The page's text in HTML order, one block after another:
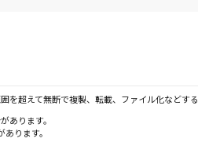
超えて無断で複製、転載、ファイル化などする
あります。
ります。